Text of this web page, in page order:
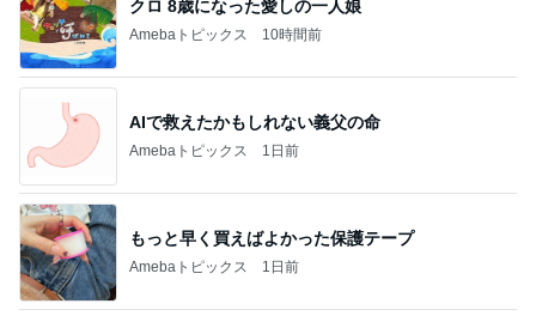
クロ 8歳になった愛しの一人娘
Amebaトピックス 10時間前
AIで救えたかもしれない義父の命
Amebaトピックス 1日前
もっと早く買えばよかった保護テープ
Amebaトピックス 1日前